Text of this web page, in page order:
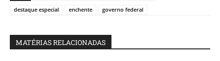
destaque especial
enchente governo federal
MATÉRIAS RELACIONADAS